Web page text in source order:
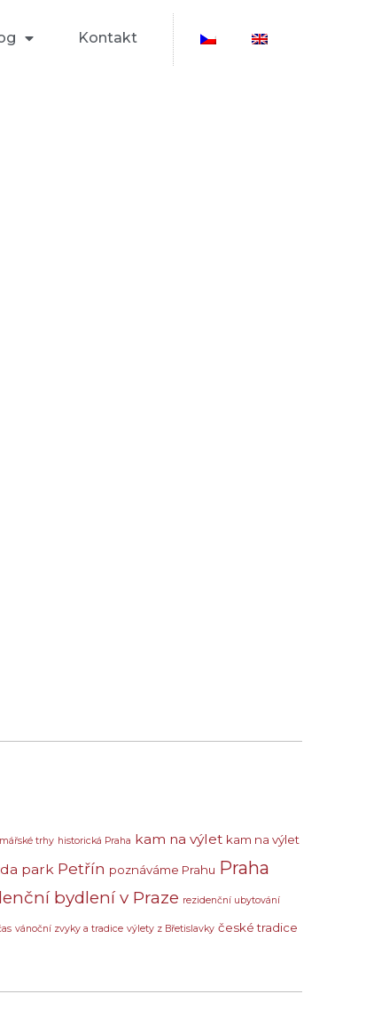
Kontakt
trhy historická Praha kam na výlet kam na výlet
park Petřín poznáváme Prahu Praha
bydlení v Praze rezidenční ubytování
vánoční zvyky a tradice výlety z Břetislavky české tradice